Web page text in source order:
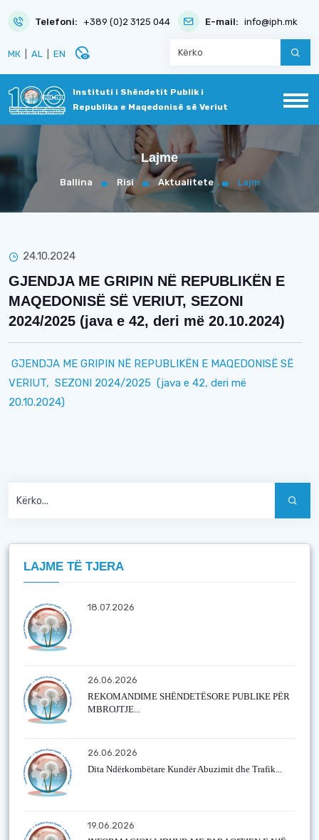
Telefoni: +389 (0)2 3125 044 E-mail: info@iph.mk
МК AL EN disabled_visible
Instituti i Shëndetit Publik i
Republika e Maqedonisë së Veriut
Lajme
Ballina Risi Aktualitete Lajm
24.10.2024
GJENDJA ME GRIPIN NË REPUBLIKËN E
MAQEDONISË SË VERIUT, SEZONI
2024/2025 (java e 42, deri më 20.10.2024)
GJENDJA ME GRIPIN NË REPUBLIKËN E MAQEDONISË SË
VERIUT, SEZONI 2024/2025 (java e 42, deri më
20.10.2024)
LAJME TË TJERA
18.07.2026
26.06.2026
REKOMANDIME SHËNDETËSORE PUBLIKE PËR
MBROJTJE...
26.06.2026
Dita Ndërkombëtare Kundër Abuzimit dhe Trafik...
19.06.2026